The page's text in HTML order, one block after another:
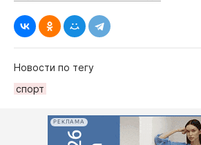
Новости по тегу
спорт
РЕКЛАМА